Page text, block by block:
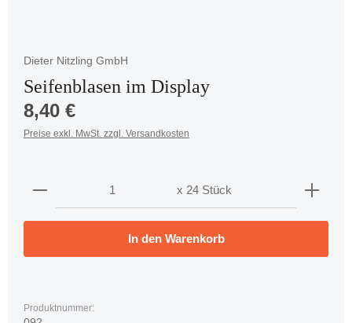
Dieter Nitzling GmbH
Seifenblasen im Display
Regulärer Preis:
8,40 €
Preise exkl. MwSt. zzgl. Versandkosten
Produkt Anzahl: Gib den gewünschten Wert ein
x 24 Stück
In den Warenkorb
Produktnummer: